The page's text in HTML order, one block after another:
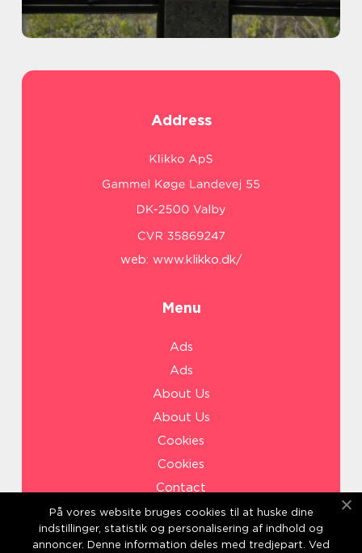
Address
web: www.klikko.dk/
Menu
Ads
Ads
About Us
About Us
Cookies
Cookies
Contact
Contact
Sitemap
På vores website bruges cookies til at huske dine
indstillinger, statistik og personalisering af indhold og
annoncer. Denne information deles med tredjepart. Ved